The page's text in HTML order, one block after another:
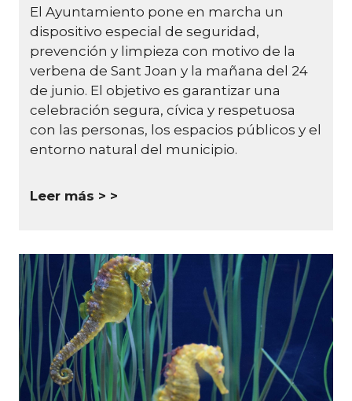
El Ayuntamiento pone en marcha un
dispositivo especial de seguridad,
prevención y limpieza con motivo de la
verbena de Sant Joan y la mañana del 24
de junio. El objetivo es garantizar una
celebración segura, cívica y respetuosa
con las personas, los espacios públicos y el
entorno natural del municipio.
Leer más >